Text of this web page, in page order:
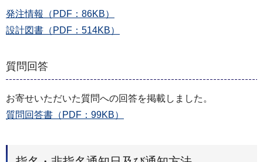
発注情報（PDF：86KB）
設計図書（PDF：514KB）
質問回答
お寄せいただいた質問への回答を掲載しました。
質問回答書（PDF：99KB）